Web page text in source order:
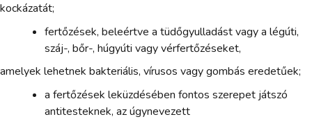
kockázatát;
fertőzések, beleértve a tüdőgyulladást vagy a légúti,
száj-, bőr-, húgyúti vagy vérfertőzéseket,
amelyek lehetnek bakteriális, vírusos vagy gombás eredetűek;
a fertőzések leküzdésében fontos szerepet játszó
antitesteknek, az úgynevezett